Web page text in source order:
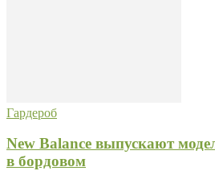
Гардероб
New Balance выпускают
в бордовом